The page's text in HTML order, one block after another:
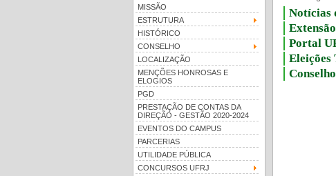
MISSÃO
ESTRUTURA
HISTÓRICO
CONSELHO
LOCALIZAÇÃO
MENÇÕES HONROSAS E
ELOGIOS
PGD
PRESTAÇÃO DE CONTAS DA
DIREÇÃO - GESTÃO 2020-2024
EVENTOS DO CAMPUS
PARCERIAS
UTILIDADE PÚBLICA
CONCURSOS UFRJ
Notícias
Extensão
Portal
Eleições
Conselho